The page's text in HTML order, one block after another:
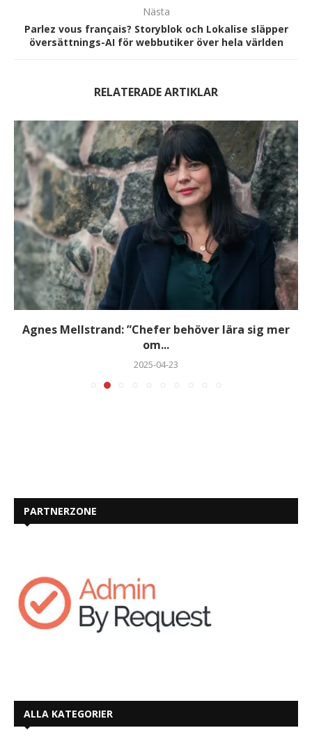
Nästa
Parlez vous français? Storyblok och Lokalise släpper
översättnings-AI för webbutiker över hela världen
RELATERADE ARTIKLAR
Agnes Mellstrand: ”Chefer behöver lära sig mer
om...
2025-04-23
PARTNERZONE
ALLA KATEGORIER